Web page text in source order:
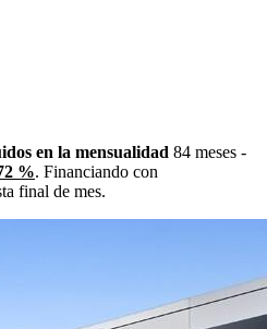
en la mensualidad 84 meses -
%. Financiando con
final de mes.